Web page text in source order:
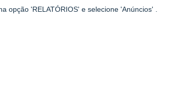
opção 'RELATÓRIOS' e selecione 'Anúncios' .